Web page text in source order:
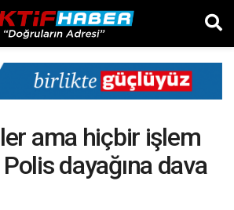
ama hiçbir işlem
Polis dayağına dava